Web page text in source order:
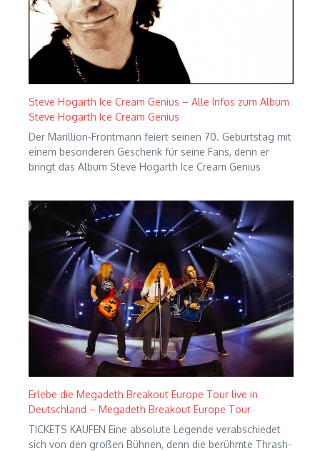
Steve Hogarth Ice Cream Genius – Alle Infos zum Album
Steve Hogarth Ice Cream Genius
Der Marillion-Frontmann feiert seinen 70. Geburtstag mit
einem besonderen Geschenk für seine Fans, denn er
bringt das Album Steve Hogarth Ice Cream Genius
Erlebe die Megadeth Breakout Europe Tour live in
Deutschland – Megadeth Breakout Europe Tour
TICKETS KAUFEN Eine absolute Legende verabschiedet
sich von den großen Bühnen, denn die berühmte Thrash-